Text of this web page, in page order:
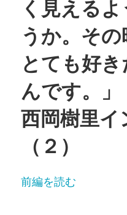
く見える
うか。そ
とても好
んです。」
西岡樹里イ
（２）
前編を読む